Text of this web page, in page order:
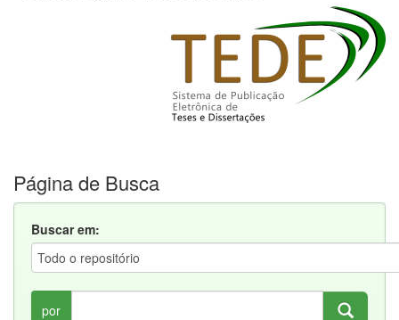
Página de Busca
Buscar em:
por